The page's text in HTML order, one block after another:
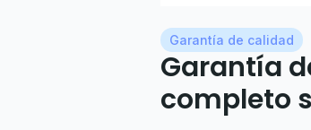
Garantía de calidad
Garantía
completo